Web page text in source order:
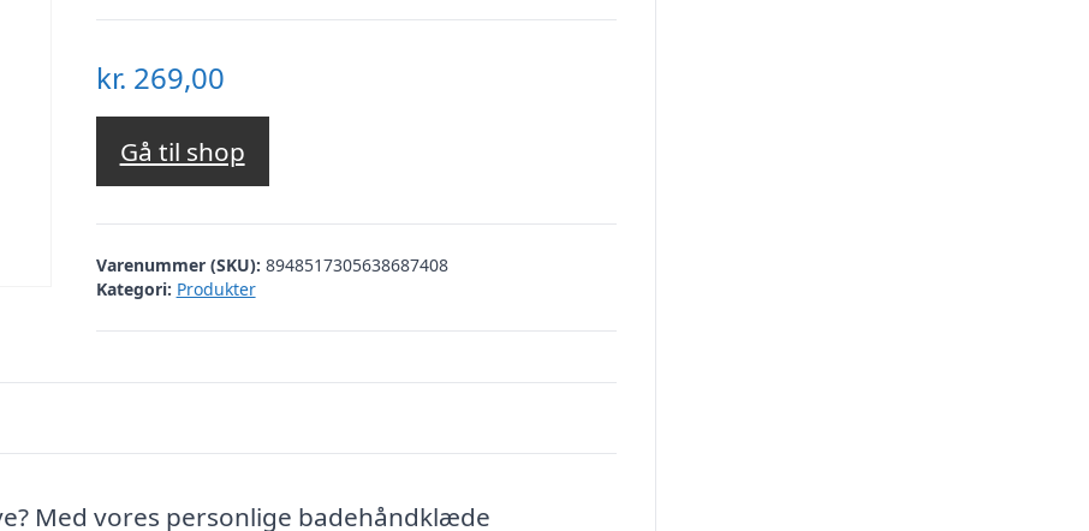
kr. 269,00
Gå til shop
Varenummer (SKU): 8948517305638687408
Kategori: Produkter
Med vores personlige badehåndklæde